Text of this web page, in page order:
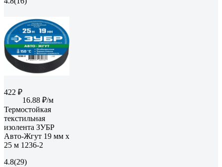
422 ₽
16.88 ₽/м
Термостойкая
текстильная
изолента ЗУБР
Авто-Жгут 19 мм х
25 м 1236-2
4.8(29)